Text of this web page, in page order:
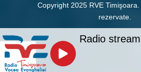
Copyright 2025 RVE
rezervate.